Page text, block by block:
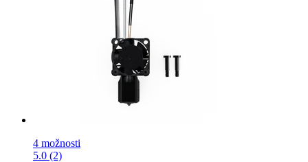
4 možnosti
5.0 (2)